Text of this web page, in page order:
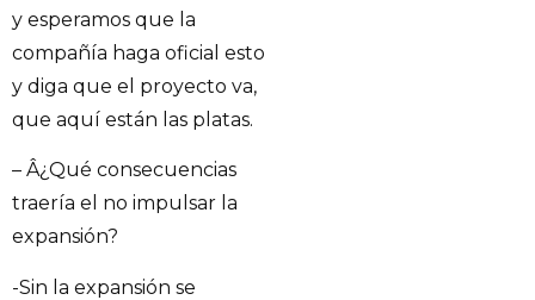
y esperamos que la
compañía haga oficial esto
y diga que el proyecto va,
que aquí están las platas.
– Â¿Qué consecuencias
traería el no impulsar la
expansión?
-Sin la expansión se